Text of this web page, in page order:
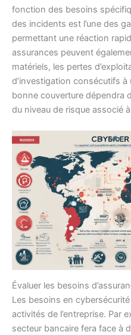
fonction des besoins
des incidents est l’une des
permettant une réaction
assurances peuvent
matériels, les pertes
d’investigation consécutifs à
bonne couverture dépendra
du niveau de risque associé
Évaluer les besoins
Les besoins en
activités de l’entreprise. Par
secteur bancaire fera face à